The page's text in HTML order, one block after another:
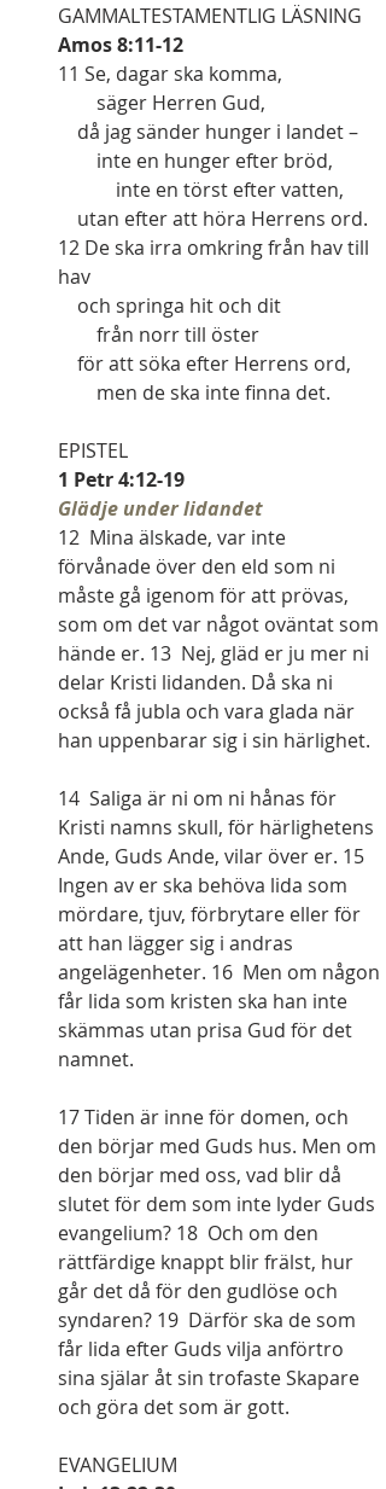
GAMMALTESTAMENTLIG LÄSNING
Amos 8:11-12
11 Se, dagar ska komma,
        säger Herren Gud,
    då jag sänder hunger i landet –
        inte en hunger efter bröd,
            inte en törst efter vatten,
    utan efter att höra Herrens ord.
12 De ska irra omkring från hav till
hav
    och springa hit och dit
        från norr till öster
    för att söka efter Herrens ord,
        men de ska inte finna det.
EPISTEL
1 Petr 4:12-19
Glädje under lidandet
12  Mina älskade, var inte
förvånade över den eld som ni
måste gå igenom för att prövas,
som om det var något oväntat som
hände er. 13  Nej, gläd er ju mer ni
delar Kristi lidanden. Då ska ni
också få jubla och vara glada när
han uppenbarar sig i sin härlighet.
14  Saliga är ni om ni hånas för
Kristi namns skull, för härlighetens
Ande, Guds Ande, vilar över er. 15
Ingen av er ska behöva lida som
mördare, tjuv, förbrytare eller för
att han lägger sig i andras
angelägenheter. 16  Men om någon
får lida som kristen ska han inte
skämmas utan prisa Gud för det
namnet.
17 Tiden är inne för domen, och
den börjar med Guds hus. Men om
den börjar med oss, vad blir då
slutet för dem som inte lyder Guds
evangelium? 18  Och om den
rättfärdige knappt blir frälst, hur
går det då för den gudlöse och
syndaren? 19  Därför ska de som
får lida efter Guds vilja anförtro
sina själar åt sin trofaste Skapare
och göra det som är gott.
EVANGELIUM